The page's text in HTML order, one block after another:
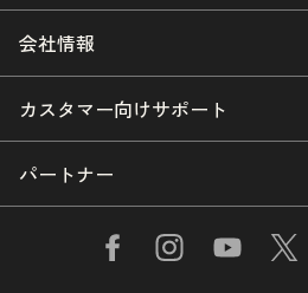
会社情報
カスタマー向けサポート
パートナー